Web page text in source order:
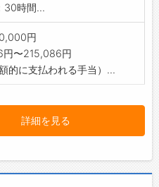
30時間...
円
円〜215,086円
的に支払われる手当）...
詳細を見る